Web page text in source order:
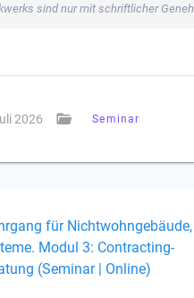
sind nur mit schriftlicher
2026 Seminar
für Nichtwohngebäude,
Modul 3: Contracting-
(Seminar | Online)